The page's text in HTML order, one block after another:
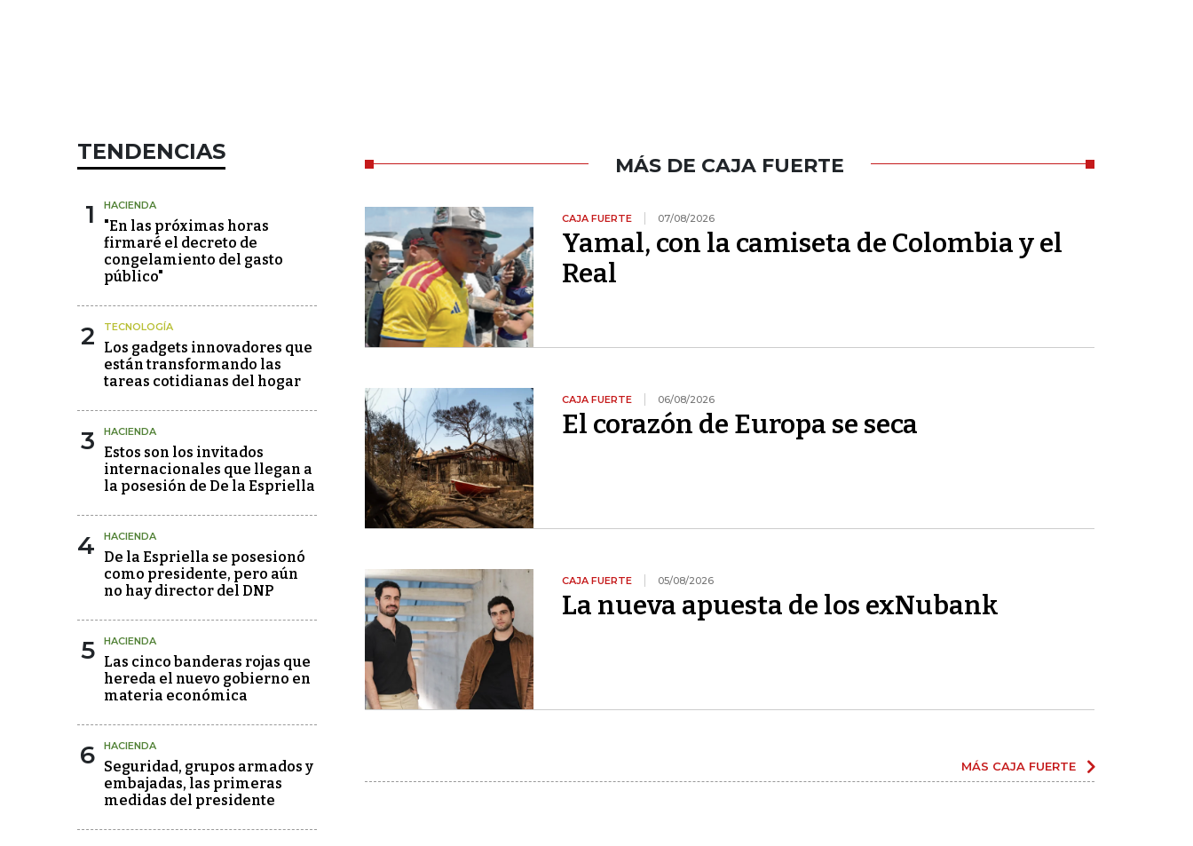
TENDENCIAS
1 HACIENDA
"En las próximas horas
firmaré el decreto de
congelamiento del gasto
público"
2 TECNOLOGÍA
Los gadgets innovadores que
están transformando las
tareas cotidianas del hogar
3 HACIENDA
Estos son los invitados
internacionales que llegan a
la posesión de De la Espriella
4 HACIENDA
De la Espriella se posesionó
como presidente, pero aún
no hay director del DNP
5 HACIENDA
Las cinco banderas rojas que
hereda el nuevo gobierno en
materia económica
6 HACIENDA
Seguridad, grupos armados y
embajadas, las primeras
medidas del presidente
MÁS DE CAJA FUERTE
CAJA FUERTE 07/08/2026
Yamal, con la camiseta de Colombia y el
Real
CAJA FUERTE 06/08/2026
El corazón de Europa se seca
CAJA FUERTE 05/08/2026
La nueva apuesta de los exNubank
MÁS CAJA FUERTE